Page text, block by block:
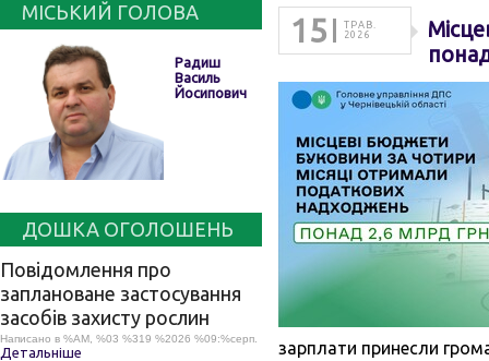
МІСЬКИЙ ГОЛОВА
Радиш
Василь
Йосипович
ДОШКА ОГОЛОШЕНЬ
Повідомлення про
заплановане застосування
засобів захисту рослин
Написано в %AM, %03 %319 %2026 %09:%серп.
Детальніше
15
ТРАВ.
2026
зарплати принесли